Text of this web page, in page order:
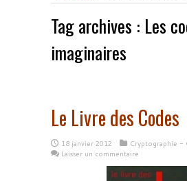
Tag archives : Les
imaginaires
Le Livre des Codes
18 janvier 2012
Cryptographie -
Laisser un commentaire